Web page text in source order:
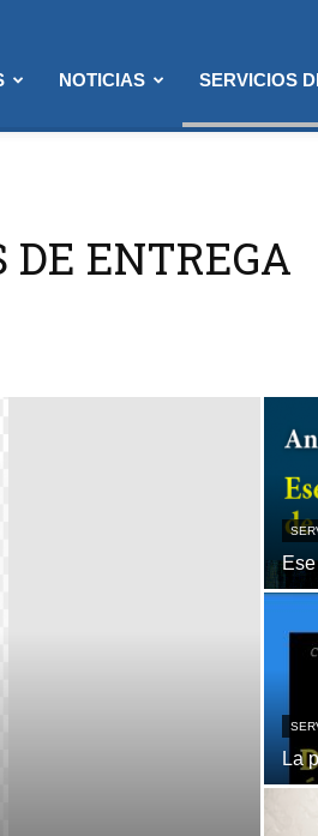
NOTICIAS SERVICIOS
DE ENTREGA
La